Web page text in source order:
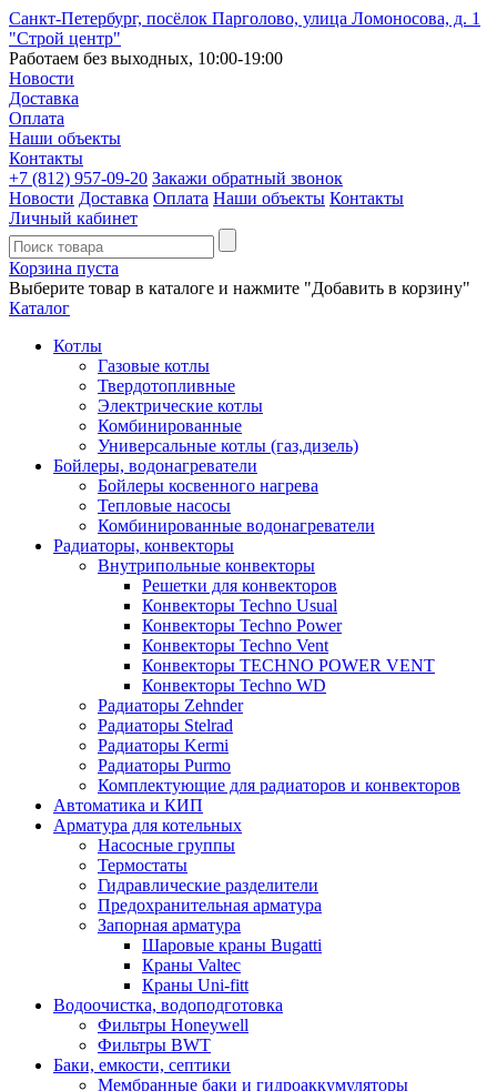
Санкт-Петербург, посёлок Парголово, улица Ломоносова, д. 1
"Строй центр"
Работаем без выходных, 10:00-19:00
Новости
Доставка
Оплата
Наши объекты
Контакты
+7 (812) 957-09-20 Закажи обратный звонок
Новости Доставка Оплата Наши объекты Контакты
Личный кабинет
Корзина пуста
Выберите товар в каталоге и нажмите "Добавить в корзину"
Каталог
Котлы
Газовые котлы
Твердотопливные
Электрические котлы
Комбинированные
Универсальные котлы (газ,дизель)
Бойлеры, водонагреватели
Бойлеры косвенного нагрева
Тепловые насосы
Комбинированные водонагреватели
Радиаторы, конвекторы
Внутрипольные конвекторы
Решетки для конвекторов
Конвекторы Techno Usual
Конвекторы Techno Power
Конвекторы Techno Vent
Конвекторы TECHNO POWER VENT
Конвекторы Techno WD
Радиаторы Zehnder
Радиаторы Stelrad
Радиаторы Kermi
Радиаторы Purmo
Комплектующие для радиаторов и конвекторов
Автоматика и КИП
Арматура для котельных
Насосные группы
Термостаты
Гидравлические разделители
Предохранительная арматура
Запорная арматура
Шаровые краны Bugatti
Краны Valtec
Краны Uni-fitt
Водоочистка, водоподготовка
Фильтры Honeywell
Фильтры BWT
Баки, емкости, септики
Мембранные баки и гидроаккумуляторы